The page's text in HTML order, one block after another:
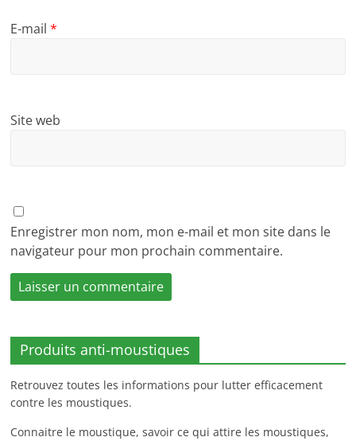
E-mail*
Site web
Enregistrer mon nom, mon e-mail et mon site dans le
navigateur pour mon prochain commentaire.
Produits anti-moustiques
Retrouvez toutes les informations pour lutter efficacement
contre les moustiques.
Connaitre le moustique, savoir ce qui attire les moustiques,